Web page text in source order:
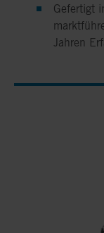
Gefertigt
Jahren